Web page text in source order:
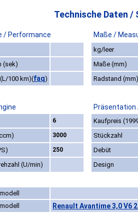
Technische Daten /
/ Performance Maße /
kg/leer
(sek)
Maße (mm)
100 km)(faq) Radstand (mm)
6
Kaufpreis
3000
Stückzahl
250 Debüt
(U/min) Design
Renault Avantime 3,0 V6